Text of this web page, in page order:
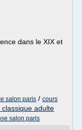
dans le XIX et
salon paris / cours
adulte
salon paris